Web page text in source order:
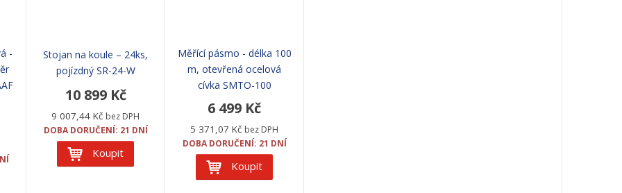
-
Stojan na koule – 24ks,
pojízdný SR-24-W
10 899 Kč
9 007,44 Kč bez DPH
DOBA DORUČENÍ: 21 DNÍ
Koupit
Měřící pásmo - délka 100
m, otevřená ocelová
cívka SMTO-100
6 499 Kč
5 371,07 Kč bez DPH
DOBA DORUČENÍ: 21 DNÍ
Koupit